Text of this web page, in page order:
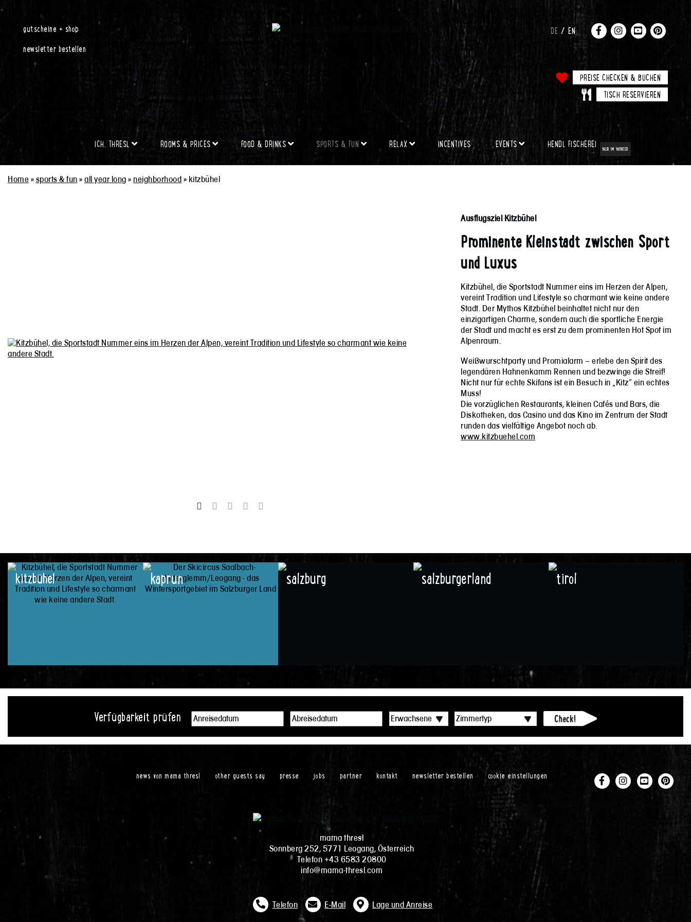
gutscheine + shop
newsletter bestellen
DE EN
PREISE CHECKEN & BUCHEN
TISCH RESERVIEREN
ICH, THRESL ROOMS & PRICES FOOD & DRINKS SPORTS & FUN RELAX INCENTIVES EVENTS HENDL FISCHEREI NUR IM WINTER
Home » sports & fun » all year long » neighborhood » kitzbühel
Ausflugsziel Kitzbühel
Prominente Kleinstadt zwischen Sport
und Luxus
Kitzbühel, die Sportstadt Nummer eins im Herzen der Alpen,
vereint Tradition und Lifestyle so charmant wie keine andere
Stadt. Der Mythos Kitzbühel beinhaltet nicht nur den
einzigartigen Charme, sondern auch die sportliche Energie
der Stadt und macht es erst zu dem prominenten Hot Spot im
Alpenraum.
Weißwurschtparty und Promialarm – erlebe den Spirit des
legendären Hahnenkamm Rennen und bezwinge die Streif!
Nicht nur für echte Skifans ist ein Besuch in „Kitz“ ein echtes
Muss!
Die vorzüglichen Restaurants, kleinen Cafés und Bars, die
Diskotheken, das Casino und das Kino im Zentrum der Stadt
runden das vielfältige Angebot noch ab.
www.kitzbuehel.com
kitzbühel kaprun salzburg salzburgerland tirol
Verfügbarkeit prüfen
news von mama thresl other guests say presse jobs partner kontakt newsletter bestellen cookie einstellungen
mama thresl
Sonnberg 252, 5771 Leogang, Österreich
Telefon +43 6583 20800
info@mama-thresl.com
Telefon E-Mail Lage und Anreise